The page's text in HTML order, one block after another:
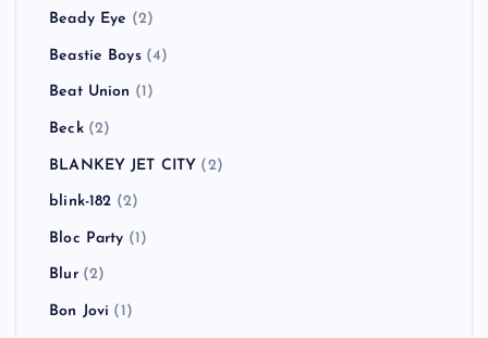
Beady Eye (2)
Beastie Boys(4)
Beat Union (1)
Beck(2)
BLANKEY JET CITY (2)
blink-182 (2)
Bloc Party (1)
Blur(2)
Bon Jovi (1)